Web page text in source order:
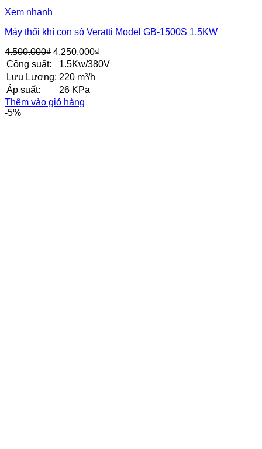
Xem nhanh
Máy thổi khí con sò Veratti Model GB-1500S 1.5KW
4.500.000₫ Giá
gốc
là:
4.500.000₫.
4.250.000₫
hiện
Công suất:
1.5Kw/380V
Lưu Lượng: 220 m³/h
Áp suất:
26 KPa
Thêm vào giỏ hàng
-5%